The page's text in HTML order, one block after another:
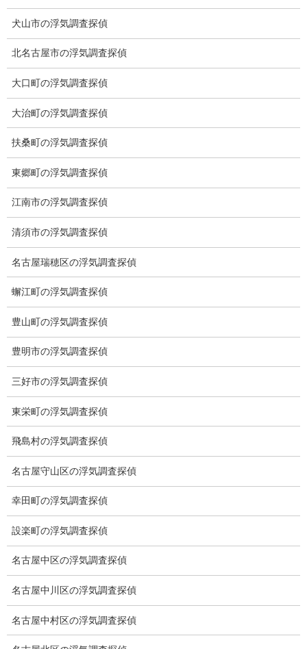
アフターフォロー
委任契約
低料金の理由
スキルの高さ＝高額料金？
適正料金
稼働制って何？
探偵
探偵を本業
調査機器
探偵の資格
弁護士紹介
浮気調査
浮気調査プランのご案内
浮気調査の相場
調査費用と調査日数の目安
浮気調査料金の比較例
犬山市の浮気調査探偵
北名古屋市の浮気調査探偵
大口町の浮気調査探偵
大治町の浮気調査探偵
扶桑町の浮気調査探偵
東郷町の浮気調査探偵
江南市の浮気調査探偵
清須市の浮気調査探偵
名古屋瑞穂区の浮気調査探偵
蠏江町の浮気調査探偵
豊山町の浮気調査探偵
豊明市の浮気調査探偵
三好市の浮気調査探偵
東栄町の浮気調査探偵
飛島村の浮気調査探偵
名古屋守山区の浮気調査探偵
幸田町の浮気調査探偵
設楽町の浮気調査探偵
名古屋中区の浮気調査探偵
名古屋中川区の浮気調査探偵
名古屋中村区の浮気調査探偵